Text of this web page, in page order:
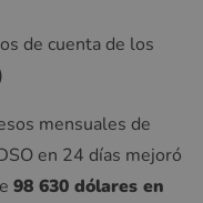
de cuenta de los
mensuales de
en 24 días mejoró
98 630 dólares en